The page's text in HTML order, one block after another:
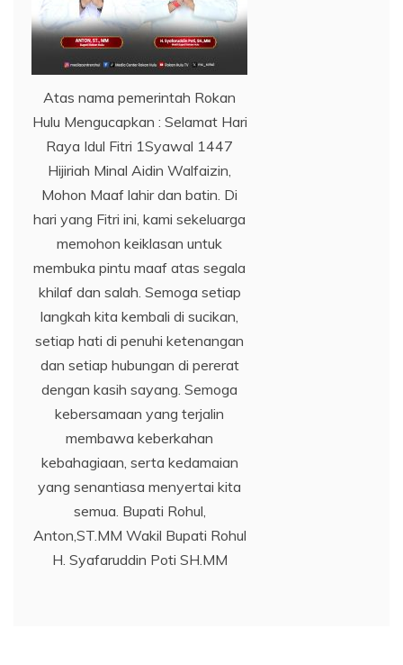
Atas nama pemerintah Rokan
Hulu Mengucapkan : Selamat Hari
Raya Idul Fitri 1Syawal 1447
Hijiriah Minal Aidin Walfaizin,
Mohon Maaf lahir dan batin. Di
hari yang Fitri ini, kami sekeluarga
memohon keiklasan untuk
membuka pintu maaf atas segala
khilaf dan salah. Semoga setiap
langkah kita kembali di sucikan,
setiap hati di penuhi ketenangan
dan setiap hubungan di pererat
dengan kasih sayang. Semoga
kebersamaan yang terjalin
membawa keberkahan
kebahagiaan, serta kedamaian
yang senantiasa menyertai kita
semua. Bupati Rohul,
Anton,ST.MM Wakil Bupati Rohul
H. Syafaruddin Poti SH.MM